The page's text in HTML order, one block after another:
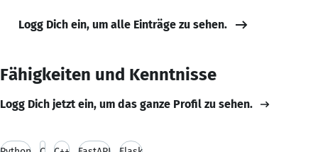
Logg Dich ein, um alle Einträge zu sehen.
Fähigkeiten und Kenntnisse
Logg Dich jetzt ein, um das ganze Profil zu sehen.